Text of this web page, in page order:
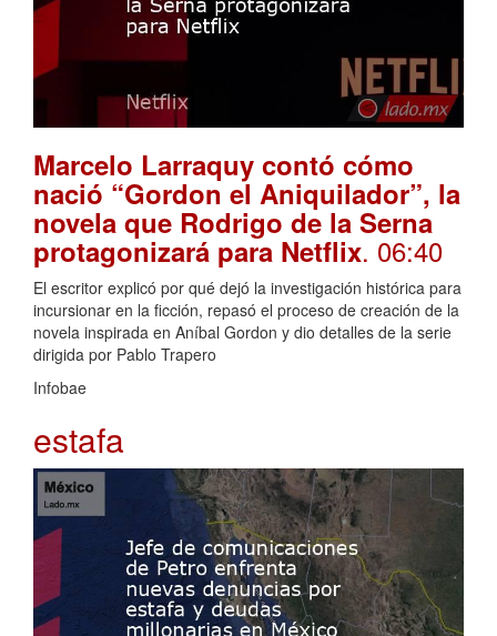
Marcelo Larraquy contó cómo
nació “Gordon el Aniquilador”, la
novela que Rodrigo de la Serna
protagonizará para Netflix. 06:40
El escritor explicó por qué dejó la investigación histórica para
incursionar en la ficción, repasó el proceso de creación de la
novela inspirada en Aníbal Gordon y dio detalles de la serie
dirigida por Pablo Trapero
Infobae
estafa